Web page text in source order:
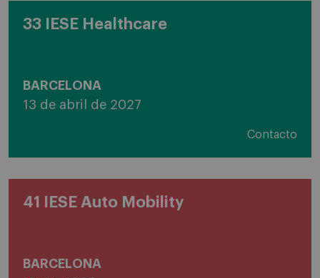
33 IESE Healthcare
BARCELONA
13 de abril de 2027
Contacto
41 IESE Auto Mobility
BARCELONA